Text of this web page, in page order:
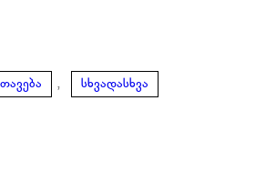
, სხვადასხვა